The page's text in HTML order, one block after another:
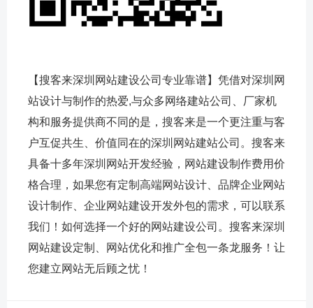
【搜客来深圳网站建设公司专业靠谱】凭借对深圳网
站设计与制作的热爱,与众多网络建站公司、厂家机
构和服务提供商不同的是，搜客来是一个更注重与客
户互促共生、价值同在的深圳网站建站公司。搜客来
具备十多年深圳网站开发经验，网站建设制作费用价
格合理，如果您有定制高端网站设计、品牌企业网站
设计制作、企业网站建设开发外包的需求，可以联系
我们！如何选择一个好的网站建设公司。搜客来深圳
网站建设定制、网站优化和推广全包一条龙服务！让
您建立网站无后顾之忧！